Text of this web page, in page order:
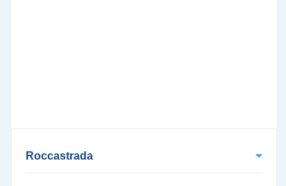
Roccastrada